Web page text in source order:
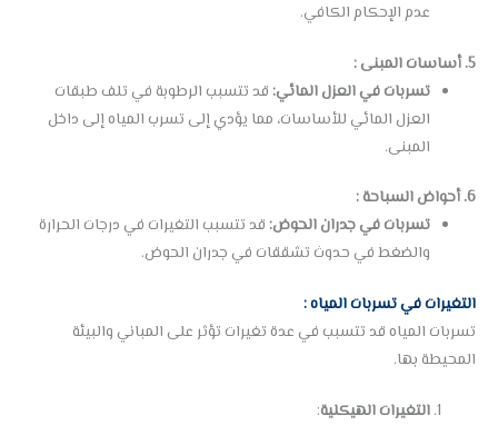
عدم الإحكام الكافي.
5. أساسات المبنى :
تسربات في العزل المائي:قد تتسبب الرطوبة في تلف طبقات
العزل المائي للأساسات، مما يؤدي إلى تسرب المياه إلى داخل
المبنى.
6. أحواض السباحة :
تسربات في جدران الحوض:قد تتسبب التغيرات في درجات الحرارة
والضغط في حدوث تشققات في جدران الحوض.
التغيرات في تسربات المياه :
تسربات المياه قد تتسبب في عدة تغيرات تؤثر على المباني والبيئة
المحيطة بها.
التغيرات الهيكلية: